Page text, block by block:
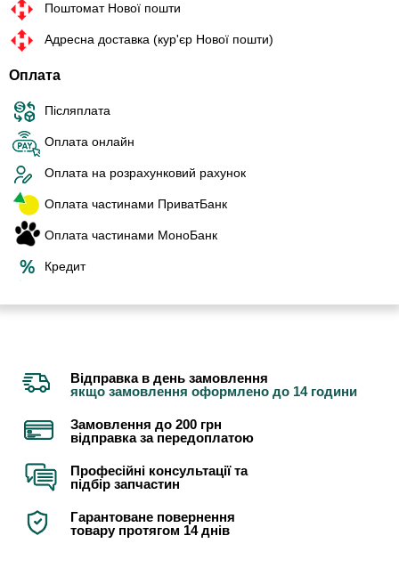
Поштомат Нової пошти
Адресна доставка (кур'єр Нової пошти)
Оплата
Післяплата
Оплата онлайн
Оплата на розрахунковий рахунок
Оплата частинами ПриватБанк
Оплата частинами МоноБанк
Кредит
Відправка в день замовлення
якщо замовлення оформлено до 14 години
Замовлення до 200 грн
відправка за передоплатою
Професійні консультації та
підбір запчастин
Гарантоване повернення
товару протягом 14 днів